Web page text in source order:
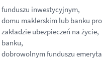
inwestycyjnym,
maklerskim lub banku
ubezpieczeń na życie,
funduszu